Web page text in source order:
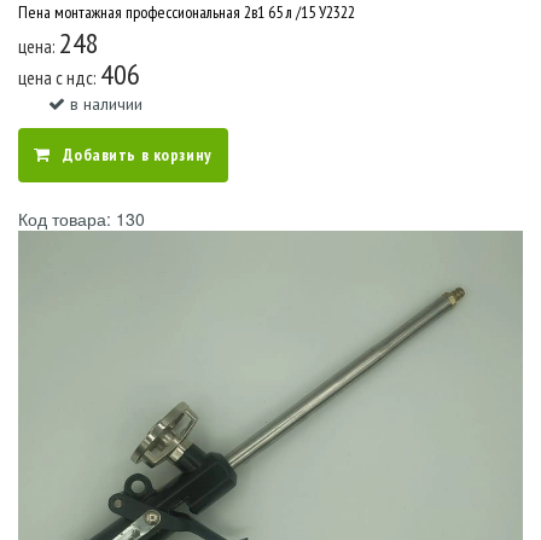
Пена монтажная профессиональная 2в1 65 л /15 У2322
цена: 248
цена c ндс: 406
в наличии
Добавить в корзину
Код товара: 130